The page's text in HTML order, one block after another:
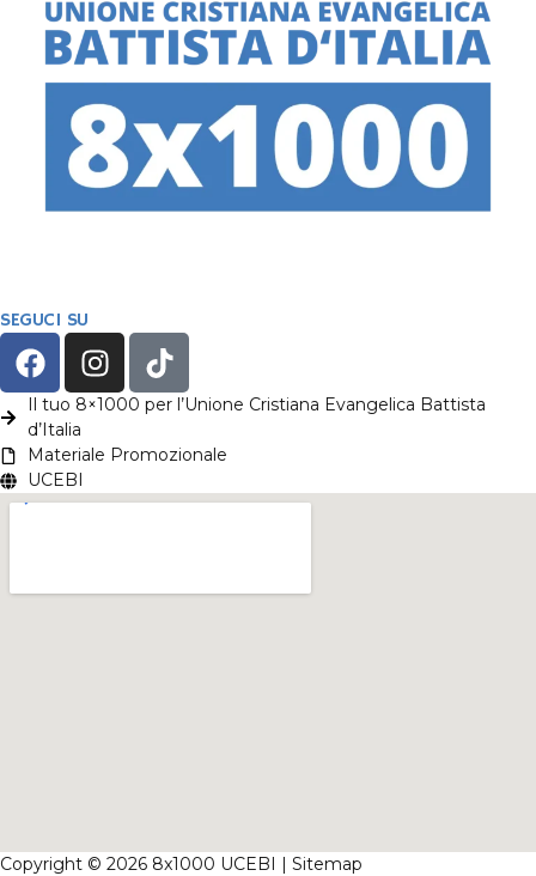
SEGUCI SU
Il tuo 8×1000 per l’Unione Cristiana Evangelica Battista
d’Italia
Materiale Promozionale
UCEBI
Copyright © 2026 8x1000 UCEBI | Sitemap